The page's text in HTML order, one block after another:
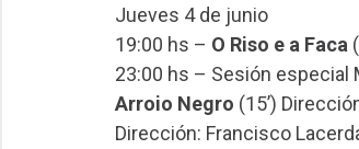
Jueves 4 de junio
19:00 hs – O Riso e a Faca
23:00 hs – Sesión especial
Arroio Negro (15’)
Dirección: Francisco